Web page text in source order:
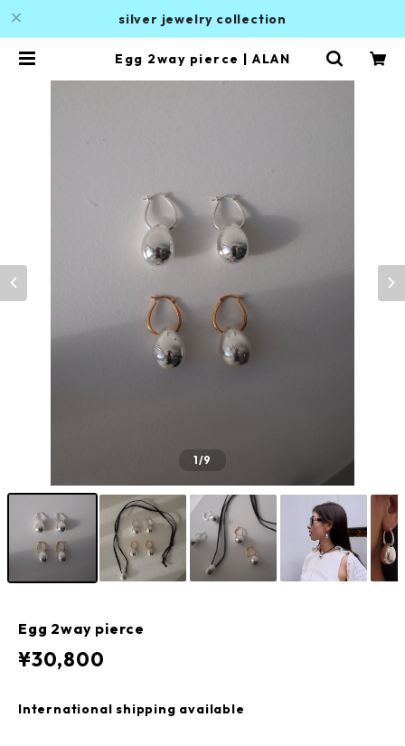
silver jewelry collection
Egg 2way pierce | ALAN
1/9
Egg 2way pierce
¥30,800
International shipping available